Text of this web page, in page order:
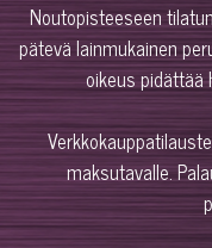
Noutopisteeseen
pätevä lainmukainen
oikeus
maksutavalle.